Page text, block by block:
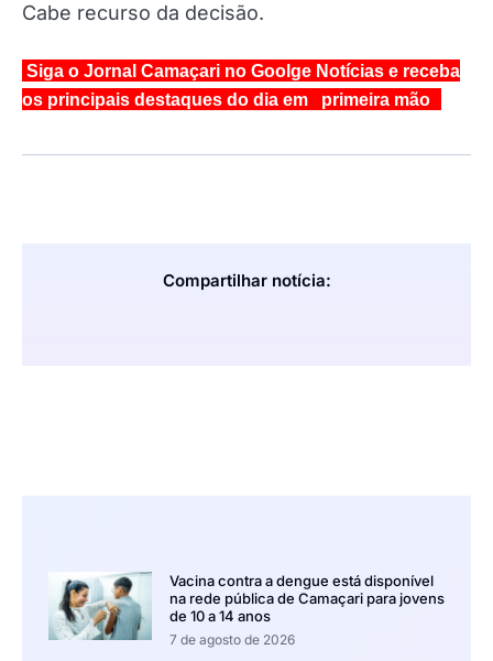
Cabe recurso da decisão.
Siga o Jornal Camaçari no Goolge Notícias e receba
os principais destaques do dia em primeira mão
Compartilhar notícia:
Vacina contra a dengue está disponível
na rede pública de Camaçari para jovens
de 10 a 14 anos
7 de agosto de 2026